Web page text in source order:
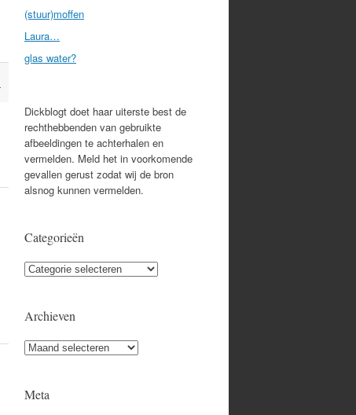
(stuur)moffen
Laura…
glas water?
Dickblogt doet haar uiterste best de
rechthebbenden van gebruikte
afbeeldingen te achterhalen en
vermelden. Meld het in voorkomende
gevallen gerust zodat wij de bron
alsnog kunnen vermelden.
Categorieën
Categorieën
Archieven
Archieven
Meta